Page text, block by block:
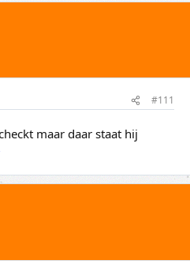
#111
maar daar staat hij